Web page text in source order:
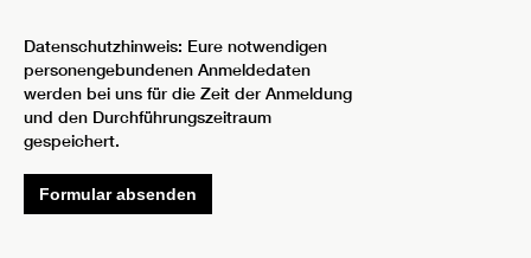
Datenschutzhinweis: Eure notwendigen
personengebundenen Anmeldedaten
werden bei uns für die Zeit der Anmeldung
und den Durchführungszeitraum
gespeichert.
Formular absenden